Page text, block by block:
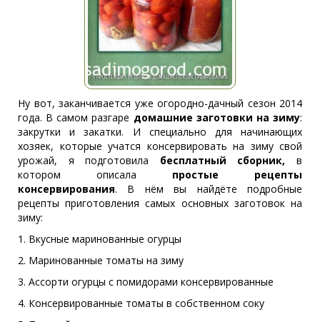
Ну вот, заканчивается уже огородно-дачный сезон 2014
года. В самом разгаре домашние заготовки на зиму:
закрутки и закатки. И специально для начинающих
хозяек, которые учатся консервировать на зиму свой
урожай, я подготовила бесплатный сборник,в
котором описала простые рецепты
консервирования. В нём вы найдёте подробные
рецепты приготовления самых основных заготовок на
зиму:
1. Вкусные маринованные огурцы
2. Маринованные томаты на зиму
3. Ассорти огурцы с помидорами консервированные
4. Консервированные томаты в собственном соку